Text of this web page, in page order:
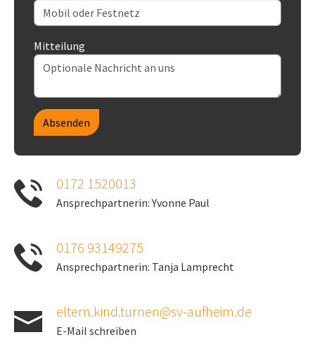
Mitteilung
Absenden
0172 1520013
Ansprechpartnerin: Yvonne Paul
0176 93149275
Ansprechpartnerin: Tanja Lamprecht
eltern.kind.turnen@sv-aufheim.de
E-Mail schreiben